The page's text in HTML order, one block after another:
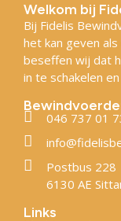
Welkom bij
Bij Fidelis
het kan geven
beseffen wij dat
in te schakelen
046 737 01
Postbus 228
6130 AE
Links